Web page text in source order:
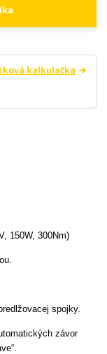
kalkulačka
150W, 300Nm)
spojky.
závor